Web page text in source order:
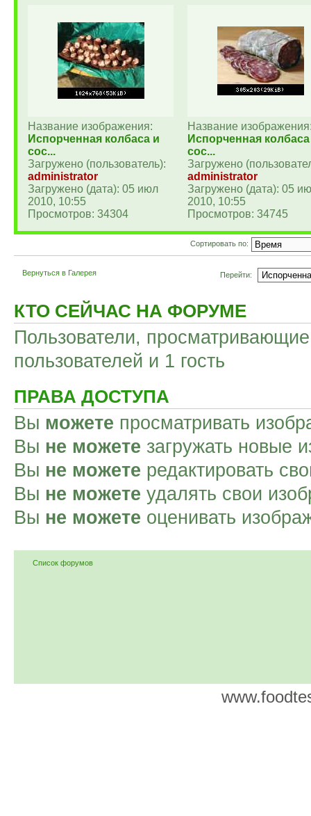
Название изображения:
Испорченная колбаса и
сос...
Загружено (пользователь):
administrator
Загружено (дата): 05 июл
2010, 10:55
Просмотров: 34304
Название
Испорченная
сос...
Загружено
administrator
Загружено (дата): 05
2010, 10:55
Просмотров: 34745
Сортировать по:
Вернуться в Галерея Перейти:
КТО СЕЙЧАС НА ФОРУМЕ
Пользователи,
пользователей и 1 гость
ПРАВА ДОСТУПА
Вы можете просматривать
Вы не можете загружать новые
Вы не можете редактировать
Вы не можете удалять свои
Вы не можете оценивать
Список форумов